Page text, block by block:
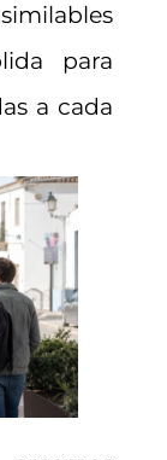
para
a cada